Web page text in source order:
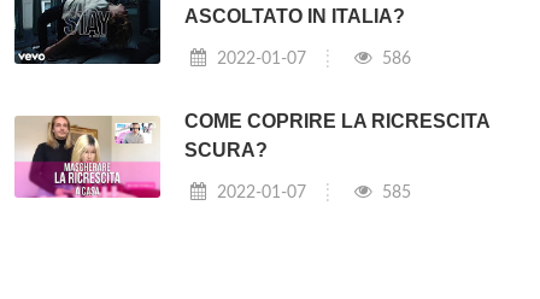
ASCOLTATO IN ITALIA?
2022-01-07 586
COME COPRIRE LA RICRESCITA
SCURA?
2022-01-07 585